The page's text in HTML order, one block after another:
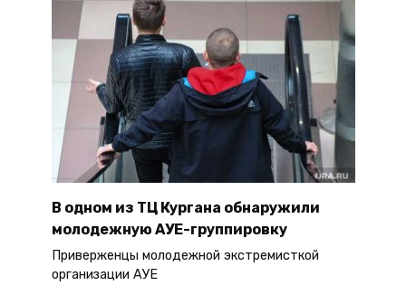
В одном из ТЦ Кургана обнаружили
молодежную АУЕ-группировку
Приверженцы молодежной экстремисткой
организации АУЕ